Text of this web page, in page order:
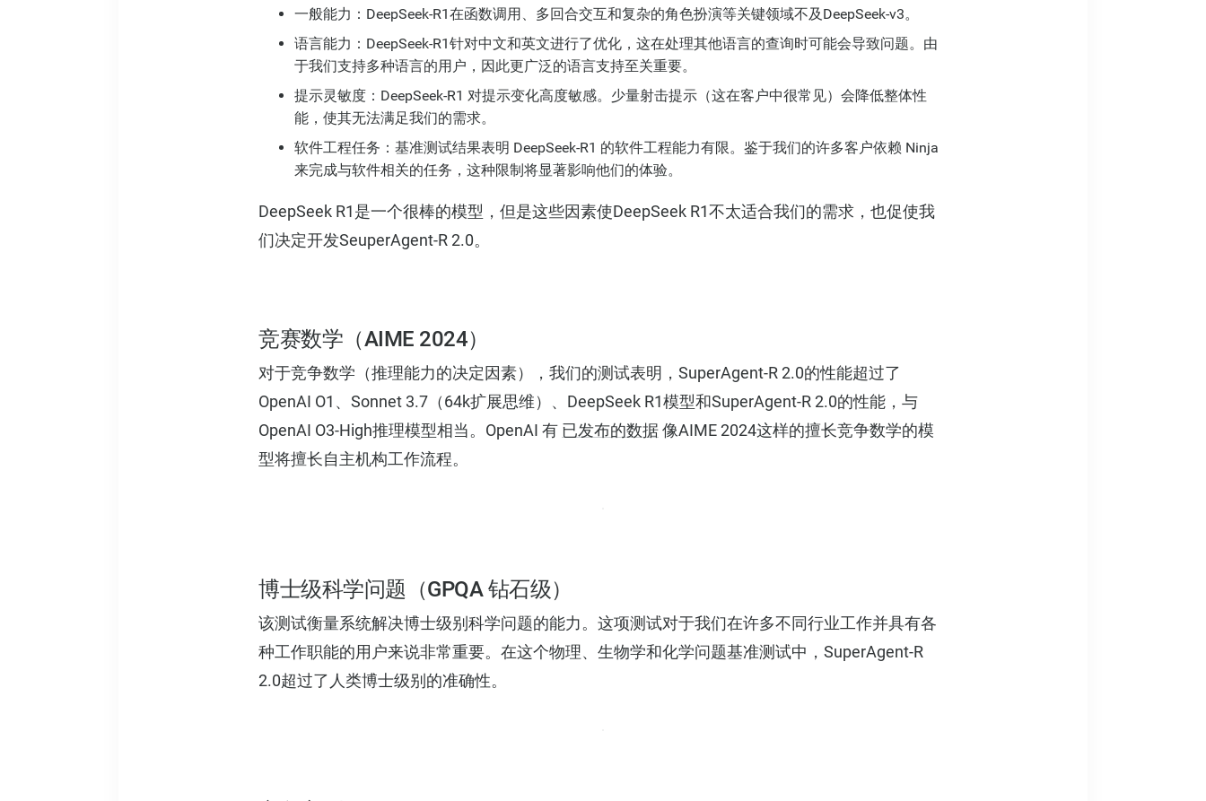
一般能力：DeepSeek-R1在函数调用、多回合交互和复杂的角色扮演等关键领域不及DeepSeek-v3。
语言能力：DeepSeek-R1针对中文和英文进行了优化，这在处理其他语言的查询时可能会导致问题。由
于我们支持多种语言的用户，因此更广泛的语言支持至关重要。
提示灵敏度：DeepSeek-R1 对提示变化高度敏感。少量射击提示（这在客户中很常见）会降低整体性
能，使其无法满足我们的需求。
软件工程任务：基准测试结果表明 DeepSeek-R1 的软件工程能力有限。鉴于我们的许多客户依赖 Ninja
来完成与软件相关的任务，这种限制将显著影响他们的体验。
DeepSeek R1是一个很棒的模型，但是这些因素使DeepSeek R1不太适合我们的需求，也促使我
们决定开发SeuperAgent-R 2.0。
竞赛数学（AIME 2024）
对于竞争数学（推理能力的决定因素），我们的测试表明，SuperAgent-R 2.0的性能超过了
OpenAI O1、Sonnet 3.7（64k扩展思维）、DeepSeek R1模型和SuperAgent-R 2.0的性能，与
OpenAI O3-High推理模型相当。OpenAI 有 已发布的数据像AIME 2024这样的擅长竞争数学的模
型将擅长自主机构工作流程。
博士级科学问题（GPQA 钻石级）
该测试衡量系统解决博士级别科学问题的能力。这项测试对于我们在许多不同行业工作并具有各
种工作职能的用户来说非常重要。在这个物理、生物学和化学问题基准测试中，SuperAgent-R
2.0超过了人类博士级别的准确性。